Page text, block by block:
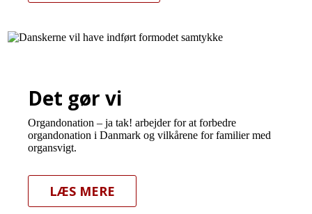
Det gør vi
Organdonation – ja tak! arbejder for at forbedre
organdonation i Danmark og vilkårene for familier med
organsvigt.
LÆS MERE